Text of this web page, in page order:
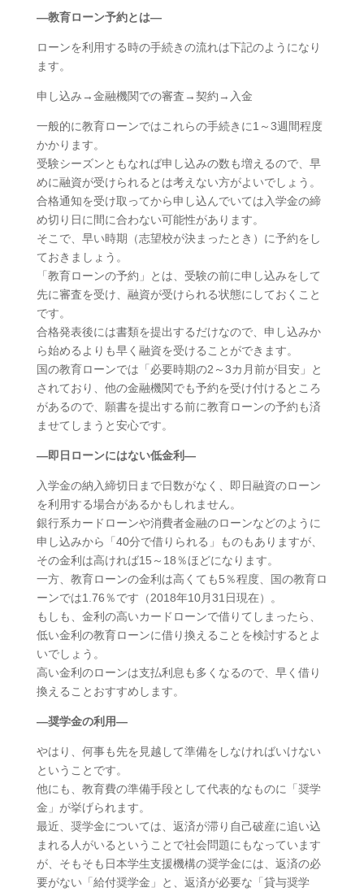
―教育ローン予約とは―
ローンを利用する時の手続きの流れは下記のようになり
ます。
申し込み→金融機関での審査→契約→入金
一般的に教育ローンではこれらの手続きに1～3週間程度
かかります。
受験シーズンともなれば申し込みの数も増えるので、早
めに融資が受けられるとは考えない方がよいでしょう。
合格通知を受け取ってから申し込んでいては入学金の締
め切り日に間に合わない可能性があります。
そこで、早い時期（志望校が決まったとき）に予約をし
ておきましょう。
「教育ローンの予約」とは、受験の前に申し込みをして
先に審査を受け、融資が受けられる状態にしておくこと
です。
合格発表後には書類を提出するだけなので、申し込みか
ら始めるよりも早く融資を受けることができます。
国の教育ローンでは「必要時期の2～3カ月前が目安」と
されており、他の金融機関でも予約を受け付けるところ
があるので、願書を提出する前に教育ローンの予約も済
ませてしまうと安心です。
―即日ローンにはない低金利―
入学金の納入締切日まで日数がなく、即日融資のローン
を利用する場合があるかもしれません。
銀行系カードローンや消費者金融のローンなどのように
申し込みから「40分で借りられる」ものもありますが、
その金利は高ければ15～18％ほどになります。
一方、教育ローンの金利は高くても5％程度、国の教育ロ
ーンでは1.76％です（2018年10月31日現在）。
もしも、金利の高いカードローンで借りてしまったら、
低い金利の教育ローンに借り換えることを検討するとよ
いでしょう。
高い金利のローンは支払利息も多くなるので、早く借り
換えることおすすめします。
―奨学金の利用―
やはり、何事も先を見越して準備をしなければいけない
ということです。
他にも、教育費の準備手段として代表的なものに「奨学
金」が挙げられます。
最近、奨学金については、返済が滞り自己破産に追い込
まれる人がいるということで社会問題にもなっています
が、そもそも日本学生支援機構の奨学金には、返済の必
要がない「給付奨学金」と、返済が必要な「貸与奨学